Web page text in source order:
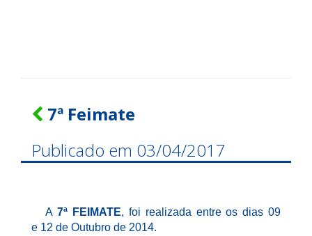
7ª Feimate
Publicado em 03/04/2017
A7ª FEIMATE, foi realizada entre os dias 09
e 12 de Outubro de 2014.